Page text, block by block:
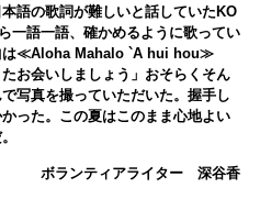
語の歌詞が難しいと話していたKO
一語一語、確かめるように歌ってい
は≪Aloha Mahalo `A hui hou≫
お会いしましょう」おそらくそん
写真を撮っていただいた。握手し
った。この夏はこのまま心地よい
ボランティアライター 深谷香